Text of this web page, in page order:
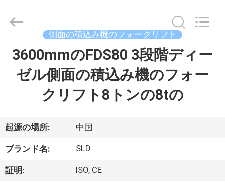
家
ダ
ク
ト
Copyright
Xiamen
Sealand
Development
側面の積込み機のフォークリフト
3600mmのFDS80 3段階ディー
ゼル側面の積込み機のフォー
クリフト8トンの8tの
起源の場所: 中国
ブランド名: SLD
証明: ISO, CE